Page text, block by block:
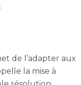
de l’adapter aux
la mise à